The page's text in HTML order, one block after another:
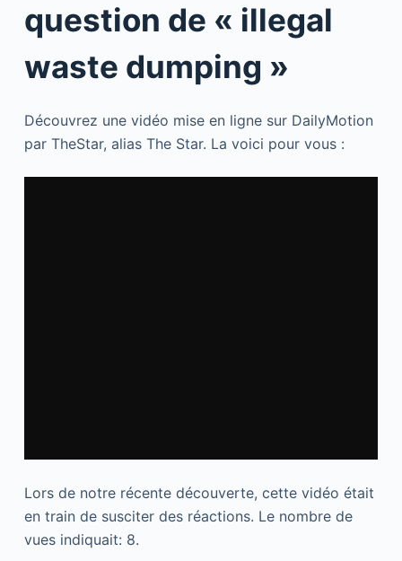
question de « illegal
waste dumping »
Découvrez une vidéo mise en ligne sur DailyMotion
par TheStar, alias The Star. La voici pour vous :
Lors de notre récente découverte, cette vidéo était
en train de susciter des réactions. Le nombre de
vues indiquait: 8.